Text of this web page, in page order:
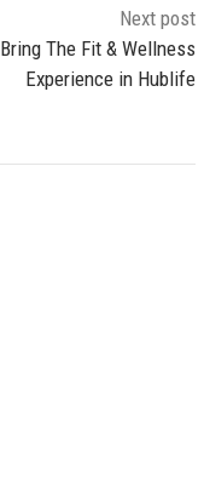
Next post
Bring The Fit & Wellness
Experience in Hublife